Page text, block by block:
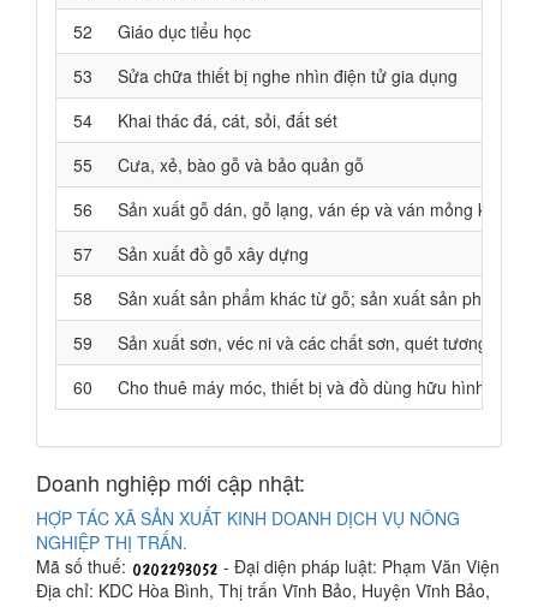
52
Giáo dục tiểu học
53
Sửa chữa thiết bị nghe nhìn điện tử gia dụng
54
Khai thác đá, cát, sỏi, đất sét
55
Cưa, xẻ, bào gỗ và bảo quản gỗ
56
Sản xuất gỗ dán, gỗ lạng, ván ép và ván mỏng khác
57
Sản xuất đồ gỗ xây dựng
58
Sản xuất sản phẩm khác từ gỗ; sản xuất sản phẩm từ
59
Sản xuất sơn, véc ni và các chất sơn, quét tương tự;
60
Cho thuê máy móc, thiết bị và đồ dùng hữu hình khác
Doanh nghiệp mới cập nhật:
HỢP TÁC XÃ SẢN XUẤT KINH DOANH DỊCH VỤ NÔNG
NGHIỆP THỊ TRẤN.
Mã số thuế:
- Đại diện pháp luật: Phạm Văn Viện
Địa chỉ: KDC Hòa Bình, Thị trấn Vĩnh Bảo, Huyện Vĩnh Bảo,